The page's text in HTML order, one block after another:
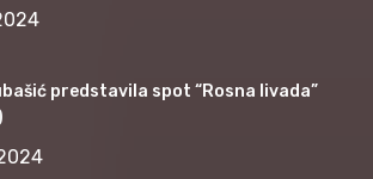
predstavila spot “Rosna livada”